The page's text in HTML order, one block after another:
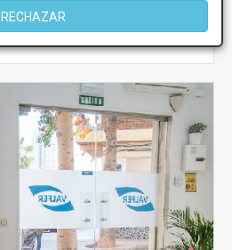
RECHAZAR